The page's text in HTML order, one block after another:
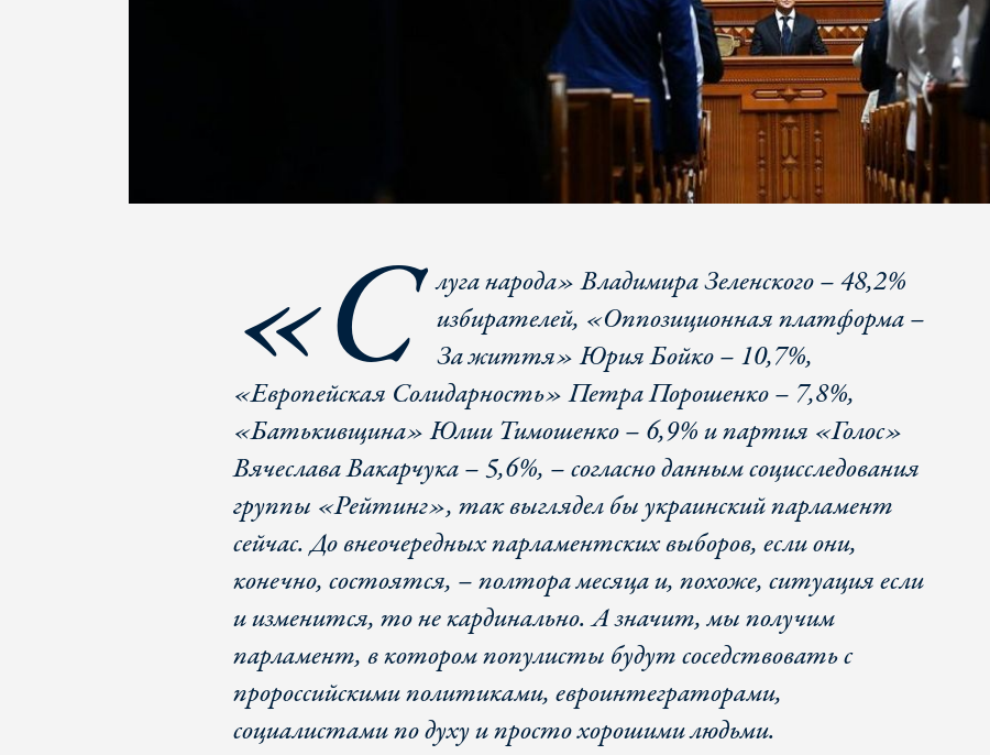
«С луга народа» Владимира Зеленского – 48,2%
избирателей, «Оппозиционная платформа –
За життя» Юрия Бойко – 10,7%,
«Европейская Солидарность» Петра Порошенко – 7,8%,
«Батькивщина» Юлии Тимошенко – 6,9% и партия «Голос»
Вячеслава Вакарчука – 5,6%, – согласно данным социсследования
группы «Рейтинг», так выглядел бы украинский парламент
сейчас. До внеочередных парламентских выборов, если они,
конечно, состоятся, – полтора месяца и, похоже, ситуация если
и изменится, то не кардинально. А значит, мы получим
парламент, в котором популисты будут соседствовать с
пророссийскими политиками, евроинтеграторами,
социалистами по духу и просто хорошими людьми.